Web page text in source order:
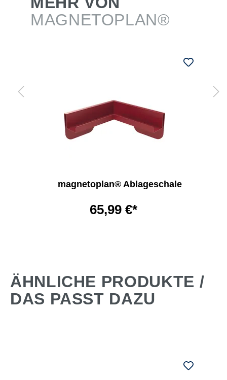
MAGNETOPLAN®
magnetoplan® Ablageschale
65,99 €*
ÄHNLICHE PRODUKTE /
DAS PASST DAZU